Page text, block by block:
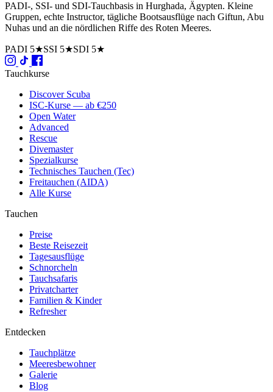
PADI-, SSI- und SDI-Tauchbasis in Hurghada, Ägypten. Kleine
Gruppen, echte Instructor, tägliche Bootsausflüge nach Giftun, Abu
Nuhas und an die nördlichen Riffe des Roten Meeres.
PADI 5★SSI 5★SDI 5★
Tauchkurse
Discover Scuba
ISC-Kurse — ab €250
Open Water
Advanced
Rescue
Divemaster
Spezialkurse
Technisches Tauchen (Tec)
Freitauchen (AIDA)
Alle Kurse
Tauchen
Preise
Beste Reisezeit
Tagesausflüge
Schnorcheln
Tauchsafaris
Privatcharter
Familien & Kinder
Refresher
Entdecken
Tauchplätze
Meeresbewohner
Galerie
Blog